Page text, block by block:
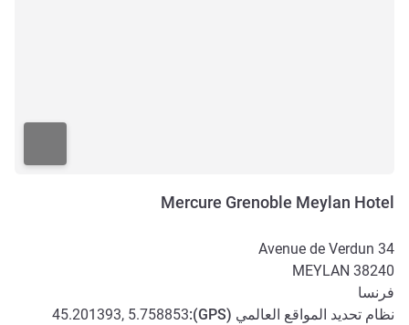
Mercure Grenoble Meylan Hotel
34 Avenue de Verdun
38240
MEYLAN
فرنسا
نظام تحديد المواقع العالمي (GPS
):
45.201393, 5.758853